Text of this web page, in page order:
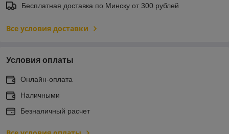
Бесплатная доставка по Минску от 300 рублей
Все условия доставки
Условия оплаты
Онлайн-оплата
Наличными
Безналичный расчет